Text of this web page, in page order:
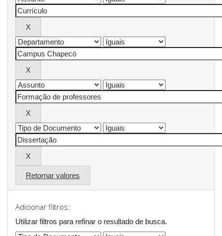
Retornar valores
Adicionar filtros:
Utilizar filtros para refinar o resultado de busca.